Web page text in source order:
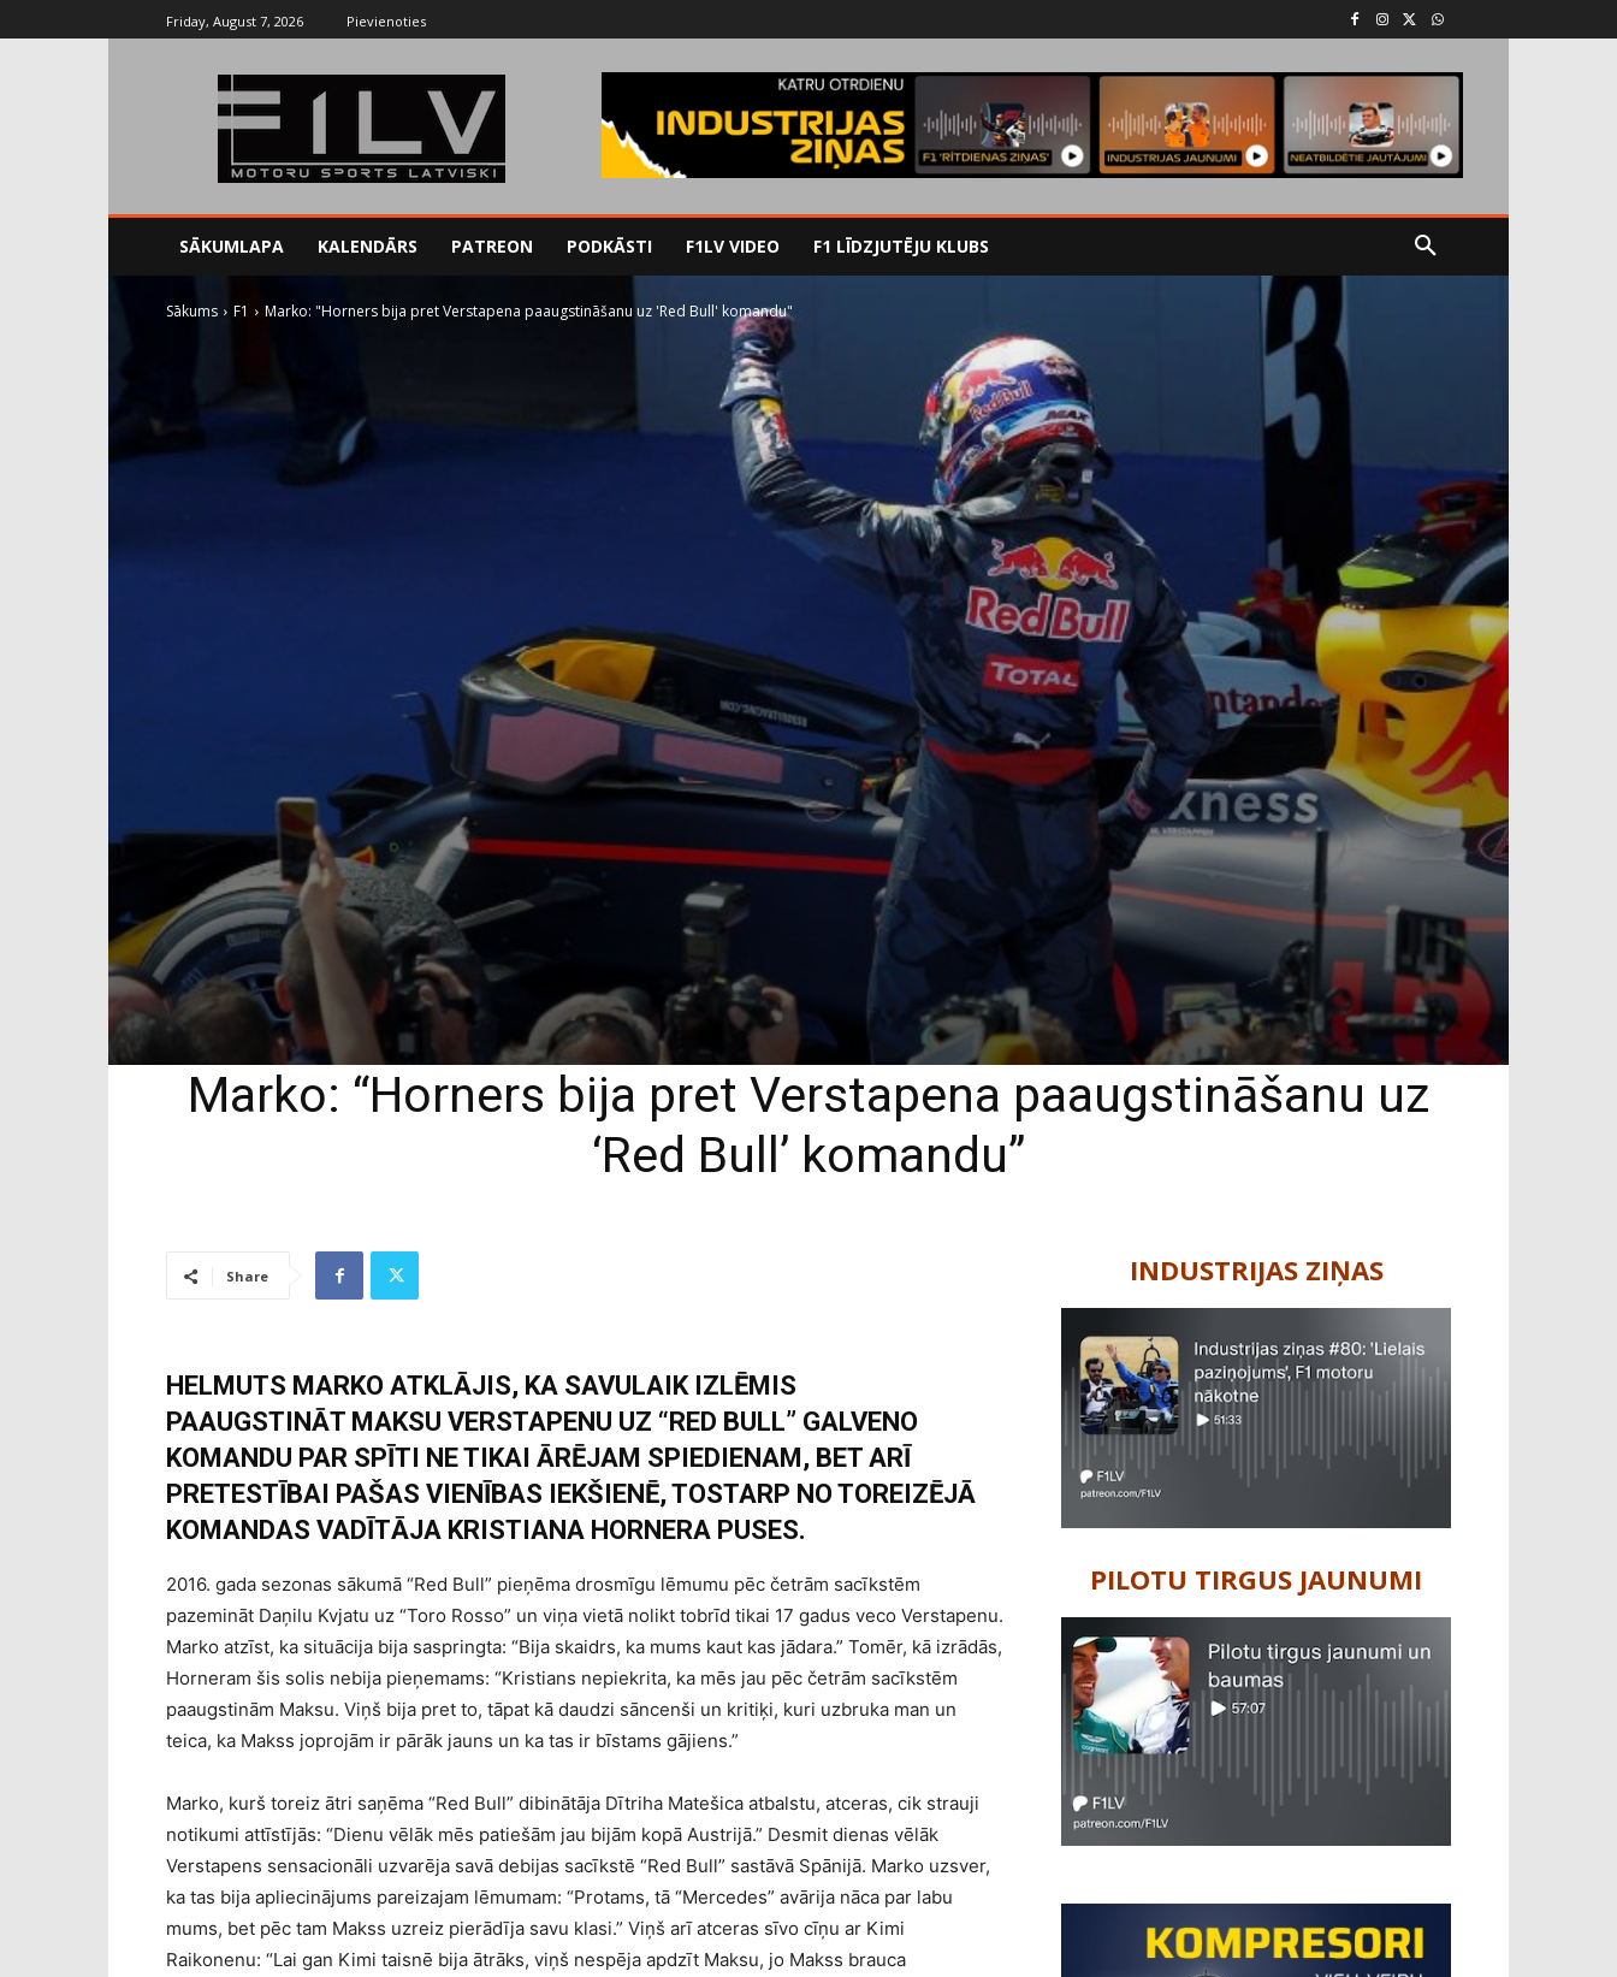
Friday, August 7, 2026 Pievienoties
SĀKUMLAPA KALENDĀRS PATREON PODKĀSTI F1LV VIDEO F1 LĪDZJUTĒJU KLUBS
Sākums F1 Marko: "Horners bija pret Verstapena paaugstināšanu uz 'Red Bull' komandu"
Marko: “Horners bija pret Verstapena paaugstināšanu uz
‘Red Bull’ komandu”
Share
HELMUTS MARKO ATKLĀJIS, KA SAVULAIK IZLĒMIS
PAAUGSTINĀT MAKSU VERSTAPENU UZ “RED BULL” GALVENO
KOMANDU PAR SPĪTI NE TIKAI ĀRĒJAM SPIEDIENAM, BET ARĪ
PRETESTĪBAI PAŠAS VIENĪBAS IEKŠIENĒ, TOSTARP NO TOREIZĒJĀ
KOMANDAS VADĪTĀJA KRISTIANA HORNERA PUSES.
2016. gada sezonas sākumā “Red Bull” pieņēma drosmīgu lēmumu pēc četrām sacīkstēm
pazemināt Daņilu Kvjatu uz “Toro Rosso” un viņa vietā nolikt tobrīd tikai 17 gadus veco Verstapenu.
Marko atzīst, ka situācija bija saspringta: “Bija skaidrs, ka mums kaut kas jādara.” Tomēr, kā izrādās,
Horneram šis solis nebija pieņemams: “Kristians nepiekrita, ka mēs jau pēc četrām sacīkstēm
paaugstinām Maksu. Viņš bija pret to, tāpat kā daudzi sāncenši un kritiķi, kuri uzbruka man un
teica, ka Makss joprojām ir pārāk jauns un ka tas ir bīstams gājiens.”
Marko, kurš toreiz ātri saņēma “Red Bull” dibinātāja Dītriha Matešica atbalstu, atceras, cik strauji
notikumi attīstījās: “Dienu vēlāk mēs patiešām jau bijām kopā Austrijā.” Desmit dienas vēlāk
Verstapens sensacionāli uzvarēja savā debijas sacīkstē “Red Bull” sastāvā Spānijā. Marko uzsver,
ka tas bija apliecinājums pareizajam lēmumam: “Protams, tā “Mercedes” avārija nāca par labu
mums, bet pēc tam Makss uzreiz pierādīja savu klasi.” Viņš arī atceras sīvo cīņu ar Kimi
Raikonenu: “Lai gan Kimi taisnē bija ātrāks, viņš nespēja apdzīt Maksu, jo Makss brauca
INDUSTRIJAS ZIŅAS
PILOTU TIRGUS JAUNUMI